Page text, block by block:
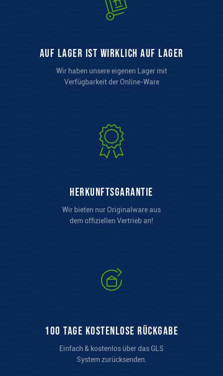
auf Lager ist wirklich auf Lager
Wir haben unsere eigenen Lager mit
Verfügbarkeit der Online-Ware
Herkunftsgarantie
Wir bieten nur Originalware aus
dem offiziellen Vertrieb an!
100 Tage kostenlose Rückgabe
Einfach & kostenlos über das GLS
System zurücksenden.